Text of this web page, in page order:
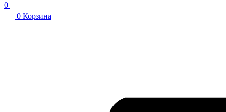
0
0 Корзина